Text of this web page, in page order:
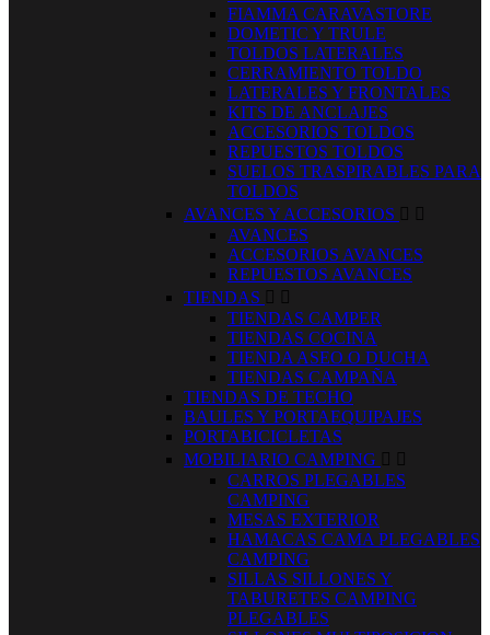
FIAMMA CARAVASTORE
DOMETIC Y TRULE
TOLDOS LATERALES
CERRAMIENTO TOLDO
LATERALES Y FRONTALES
KITS DE ANCLAJES
ACCESORIOS TOLDOS
REPUESTOS TOLDOS
SUELOS TRASPIRABLES PARA
TOLDOS
AVANCES Y ACCESORIOS  
AVANCES
ACCESORIOS AVANCES
REPUESTOS AVANCES
TIENDAS  
TIENDAS CAMPER
TIENDAS COCINA
TIENDA ASEO O DUCHA
TIENDAS CAMPAÑA
TIENDAS DE TECHO
BAULES Y PORTAEQUIPAJES
PORTABICICLETAS
MOBILIARIO CAMPING  
CARROS PLEGABLES
CAMPING
MESAS EXTERIOR
HAMACAS CAMA PLEGABLES
CAMPING
SILLAS SILLONES Y
TABURETES CAMPING
PLEGABLES